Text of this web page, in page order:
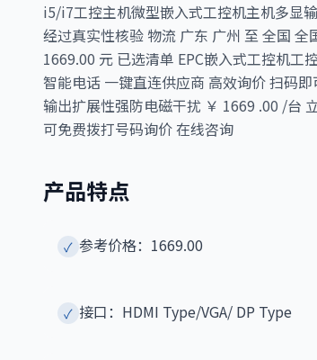
i5/i7工控主机微型嵌入式工控机主机多显
经过真实性核验 物流 广东 广州 至 全国
1669.00 元 已选清单 EPC嵌入式工控机工
智能电话 一键直连供应商 高效询价 扫码
输出扩展性强防电磁干扰 ￥ 1669 .00 /台
可免费拨打号码询价 在线咨询
产品特点
✓ 参考价格：1669.00
✓ 接口：HDMI Type/VGA/ DP Type